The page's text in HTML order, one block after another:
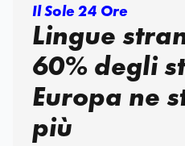
Il Sole 24 Ore
Lingue
60% degli
Europa ne
più